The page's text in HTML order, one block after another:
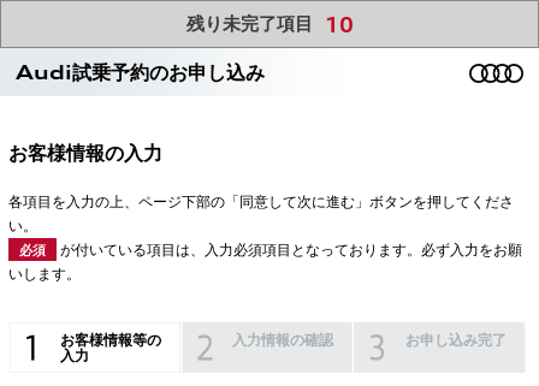
Audi試乗予約のお申し込み
お客様情報の入力
各項目を入力の上、ページ下部の「同意して次に進む」ボタンを押してくださ
い。
必須
が付いている項目は、入力必須項目となっております。必ず入力をお願
いします。
お客様情報等の
入力
入力情報の確認 お申し込み完了
残り未完了項目 10